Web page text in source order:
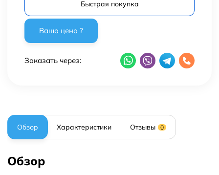
Быстрая покупка
Заказать через:
Обзор Характеристики Отзывы 0
Обзор